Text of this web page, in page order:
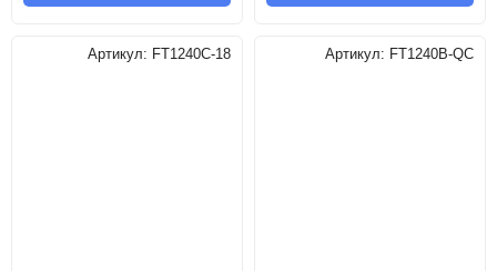
Артикул: FT1240C-18 Артикул: FT1240B-QC